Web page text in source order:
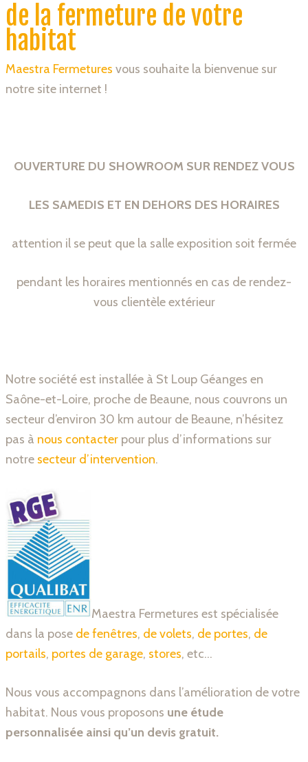
de la fermeture de votre
habitat
Maestra Fermetures vous souhaite la bienvenue sur
notre site internet !
OUVERTURE DU SHOWROOM SUR RENDEZ VOUS
LES SAMEDIS ET EN DEHORS DES HORAIRES
attention il se peut que la salle exposition soit fermée
pendant les horaires mentionnés en cas de rendez-
vous clientèle extérieur
Notre société est installée à St Loup Géanges en
Saône-et-Loire, proche de Beaune, nous couvrons un
secteur d’environ 30 km autour de Beaune, n’hésitez
pas à nous contacter pour plus d’informations sur
notre secteur d’intervention.
Maestra Fermetures est spécialisée
dans la pose de fenêtres, de volets, de portes, de
portails, portes de garage, stores, etc…
Nous vous accompagnons dans l’amélioration de votre
habitat. Nous vous proposons une étude
personnalisée ainsi qu’un devis gratuit.